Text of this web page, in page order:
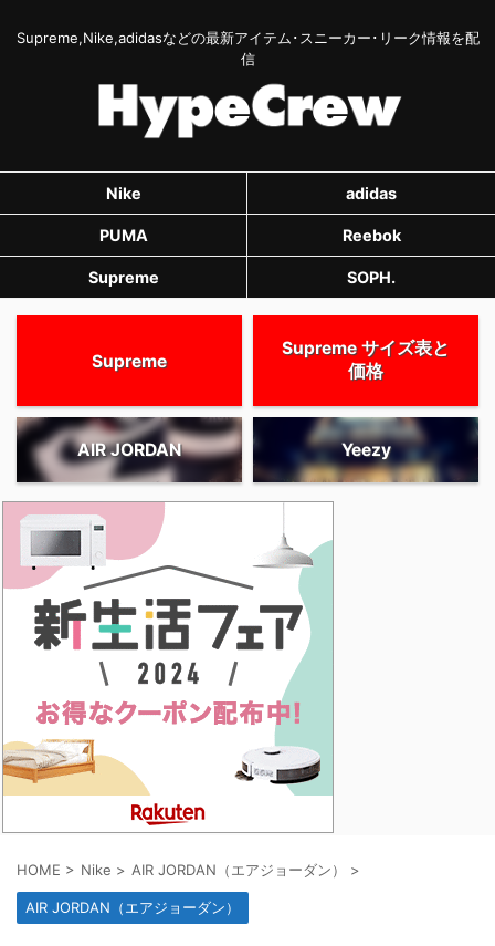
Supreme,Nike,adidasなどの最新アイテム･スニーカー･リーク情報を配
信
Nike adidas
PUMA Reebok
Supreme SOPH.
Supreme
Supreme サイズ表と
価格
AIR JORDAN Yeezy
HOME > Nike > AIR JORDAN（エアジョーダン） >
AIR JORDAN（エアジョーダン）